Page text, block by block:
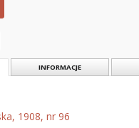
INFORMACJE
1908, nr 96